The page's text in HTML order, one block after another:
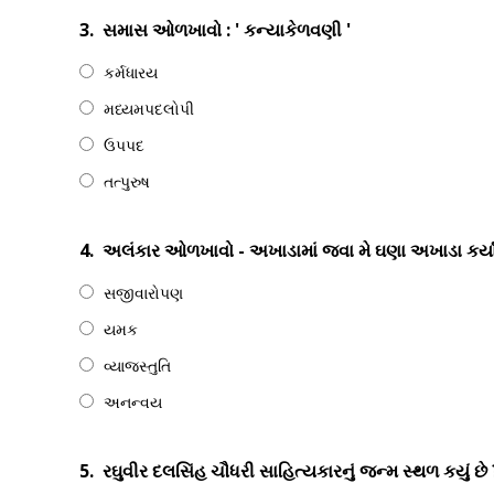
3. સમાસ ઓળખાવો : ' કન્યાકેળવણી '
કર્મધારય
મધ્યમપદલોપી
ઉપપદ
તત્પુરુષ
4. અલંકાર ઓળખાવો ‌- અખાડામાં જવા મે ઘણા અખાડા
સજીવારોપણ
યમક
વ્યાજસ્તુતિ
અનન્વય
5. રઘુવીર દલસિંહ ચૌધરી સાહિત્યકારનું જન્મ સ્થળ કયું છે